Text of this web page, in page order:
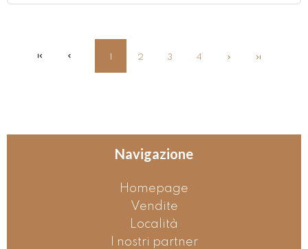
1 2 3 4
Navigazione
Homepage
Vendite
Località
I nostri partner